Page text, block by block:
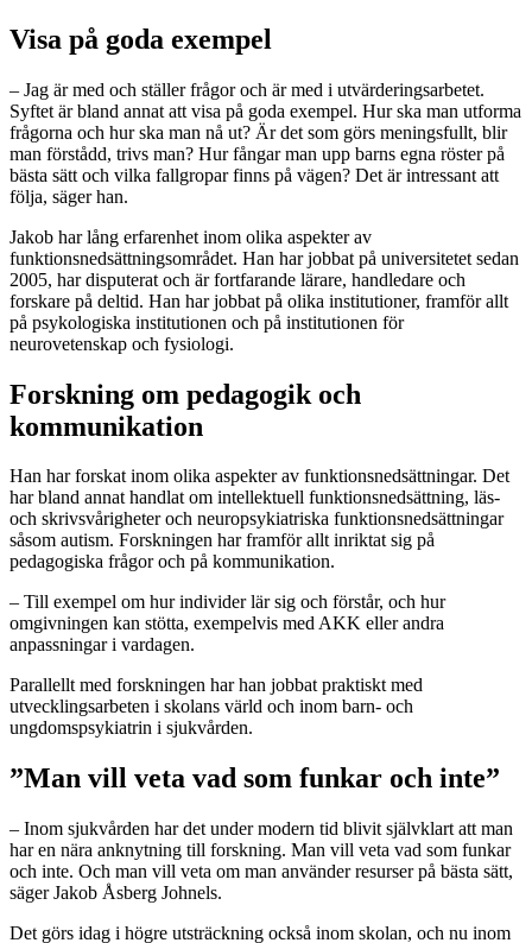
Visa på goda exempel
– Jag är med och ställer frågor och är med i utvärderingsarbetet.
Syftet är bland annat att visa på goda exempel. Hur ska man utforma
frågorna och hur ska man nå ut? Är det som görs meningsfullt, blir
man förstådd, trivs man? Hur fångar man upp barns egna röster på
bästa sätt och vilka fallgropar finns på vägen? Det är intressant att
följa, säger han.
Jakob har lång erfarenhet inom olika aspekter av
funktionsnedsättningsområdet. Han har jobbat på universitetet sedan
2005, har disputerat och är fortfarande lärare, handledare och
forskare på deltid. Han har jobbat på olika institutioner, framför allt
på psykologiska institutionen och på institutionen för
neurovetenskap och fysiologi.
Forskning om pedagogik och
kommunikation
Han har forskat inom olika aspekter av funktionsnedsättningar. Det
har bland annat handlat om intellektuell funktionsnedsättning, läs-
och skrivsvårigheter och neuropsykiatriska funktionsnedsättningar
såsom autism. Forskningen har framför allt inriktat sig på
pedagogiska frågor och på kommunikation.
– Till exempel om hur individer lär sig och förstår, och hur
omgivningen kan stötta, exempelvis med AKK eller andra
anpassningar i vardagen.
Parallellt med forskningen har han jobbat praktiskt med
utvecklingsarbeten i skolans värld och inom barn- och
ungdomspsykiatrin i sjukvården.
”Man vill veta vad som funkar och inte”
– Inom sjukvården har det under modern tid blivit självklart att man
har en nära anknytning till forskning. Man vill veta vad som funkar
och inte. Och man vill veta om man använder resurser på bästa sätt,
säger Jakob Åsberg Johnels.
Det görs idag i högre utsträckning också inom skolan, och nu inom